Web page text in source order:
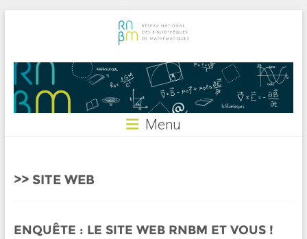
RNBM
Menu
SITE WEB
ENQUÊTE : LE SITE WEB RNBM ET VOUS !